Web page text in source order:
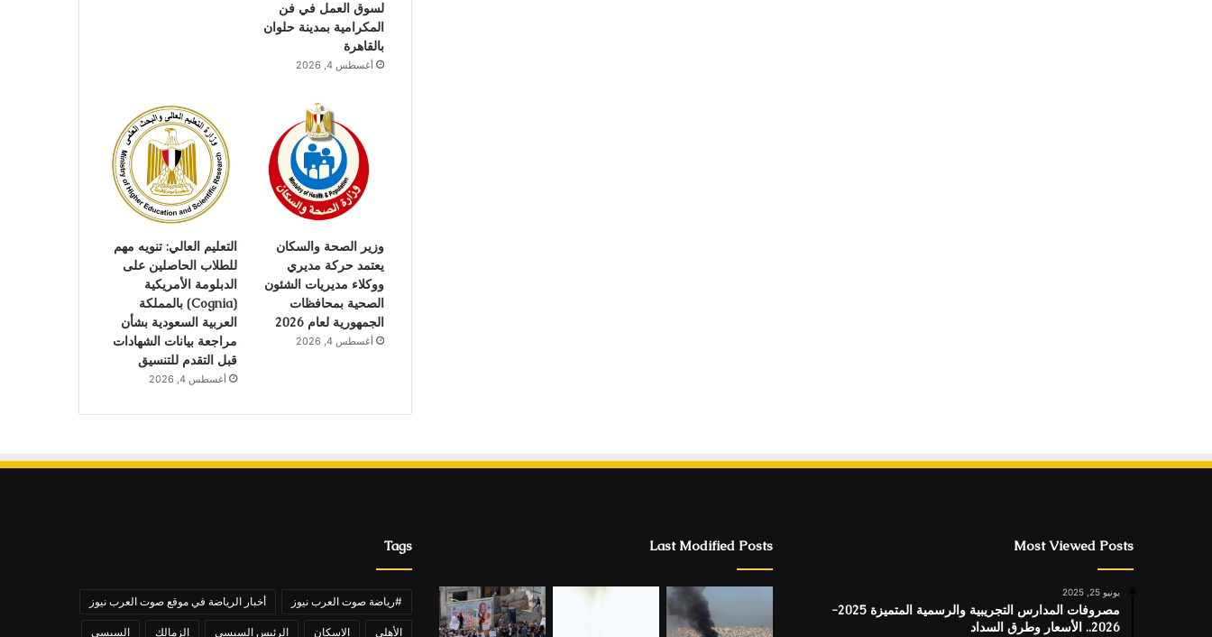
لسوق العمل في فن
المكرامية بمدينة حلوان
بالقاهرة
أغسطس 4, 2026
وزير الصحة والسكان
يعتمد حركة مديري
ووكلاء مديريات الشئون
الصحية بمحافظات
الجمهورية لعام 2026
أغسطس 4, 2026
التعليم العالي: تنويه مهم
للطلاب الحاصلين على
الدبلومة الأمريكية
(Cognia) بالمملكة
العربية السعودية بشأن
مراجعة بيانات الشهادات
قبل التقدم للتنسيق
أغسطس 4, 2026
Most Viewed Posts
يونيو 25, 2025
مصروفات المدارس التجريبية والرسمية المتميزة 2025-
2026.. الأسعار وطرق السداد
Last Modified Posts
Tags
#رياضة صوت العرب نيوز أخبار الرياضة في موقع صوت العرب نيوز
الأهلي الاسكان الرئيس السيسي الزمالك السيسي